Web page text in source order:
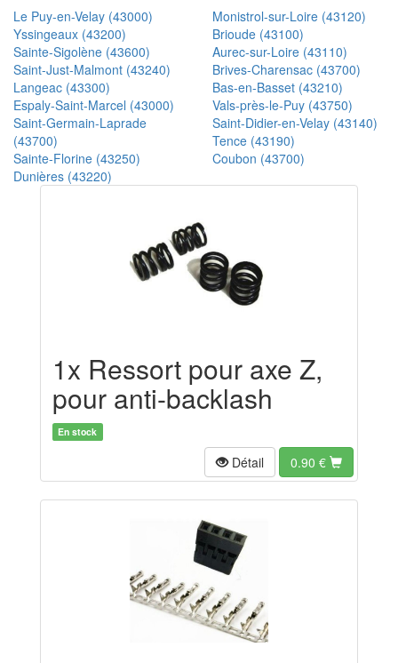
Le Puy-en-Velay (43000)
Monistrol-sur-Loire (43120)
Yssingeaux (43200)
Brioude (43100)
Sainte-Sigolène (43600)
Aurec-sur-Loire (43110)
Saint-Just-Malmont (43240)
Brives-Charensac (43700)
Langeac (43300)
Bas-en-Basset (43210)
Espaly-Saint-Marcel (43000)
Vals-près-le-Puy (43750)
Saint-Germain-Laprade
(43700)
Saint-Didier-en-Velay (43140)
Tence (43190)
Sainte-Florine (43250)
Coubon (43700)
Dunières (43220)
1x Ressort pour axe Z,
pour anti-backlash
En stock
Détail 0.90 €